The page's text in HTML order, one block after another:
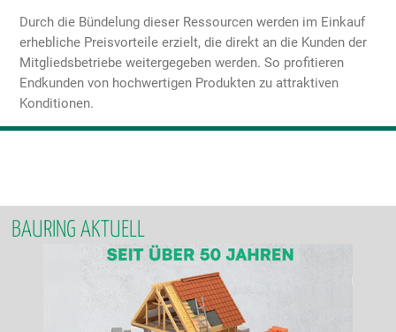
Durch die Bündelung dieser Ressourcen werden im Einkauf
erhebliche Preisvorteile erzielt, die direkt an die Kunden der
Mitgliedsbetriebe weitergegeben werden. So profitieren
Endkunden von hochwertigen Produkten zu attraktiven
Konditionen.
BAURING AKTUELL